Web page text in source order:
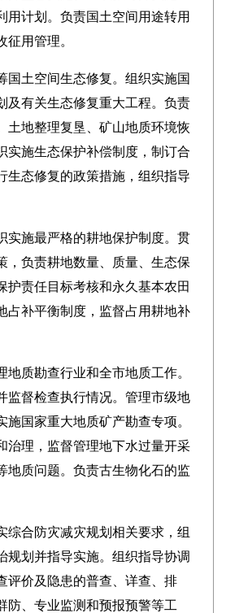
用计划。负责国土空间用途转用
征用管理。
土空间生态修复。组织实施国
及有关生态修复重大工程。负责
土地整理复垦、矿山地质环境恢
实施生态保护补偿制度，制订合
生态修复的政策措施，组织指导
施最严格的耕地保护制度。贯
，负责耕地数量、质量、生态保
护责任目标考核和永久基本农田
占补平衡制度，监督占用耕地补
质勘查行业和全市地质工作。
监督检查执行情况。管理市级地
施国家重大地质矿产勘查专项。
治理，监督管理地下水过量开采
地质问题。负责古生物化石的监
合防灾减灾规划相关要求，组
规划并指导实施。组织指导协调
评价及隐患的普查、详查、排
防、专业监测和预报预警等工